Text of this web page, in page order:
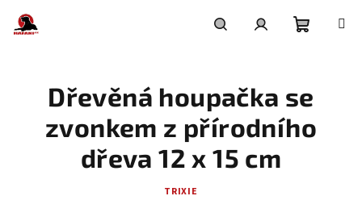
obsah
košík
Dřevěná houpačka se
zvonkem z přírodního
dřeva 12 x 15 cm
TRIXIE